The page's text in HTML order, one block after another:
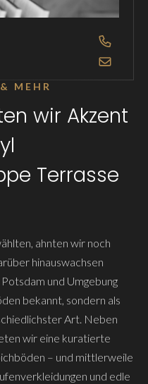
OPEN
OPEN
MEHR
wir Akzent
Terrasse
ahnten wir noch
hinauswachsen
und Umgebung
bekannt, sondern als
Art. Neben
wir eine kuratierte
– und mittlerweile
und edle